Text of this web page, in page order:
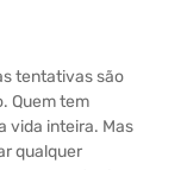
tentativas são
Quem tem
vida inteira. Mas
qualquer